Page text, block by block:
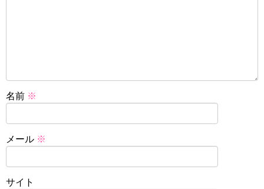
名前 ※
メール ※
サイト